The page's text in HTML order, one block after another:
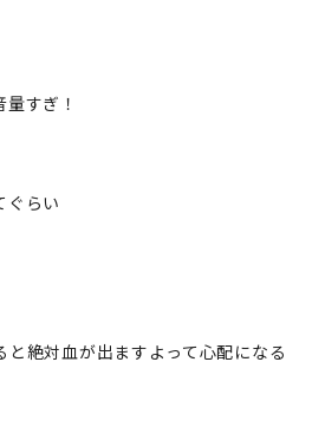
すぎ！
ぐらい
と絶対血が出ますよって心配になる